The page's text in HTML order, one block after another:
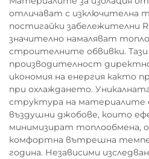
отличават с изключителна
постигайки забележителни
значително намаляват
строителните обвивки.
производителност
икономия на енергия както
при охлаждането.
структура на материалите
въздушни джобове, които
минимизират топлообмена,
комфортна вътрешна
година. Независими